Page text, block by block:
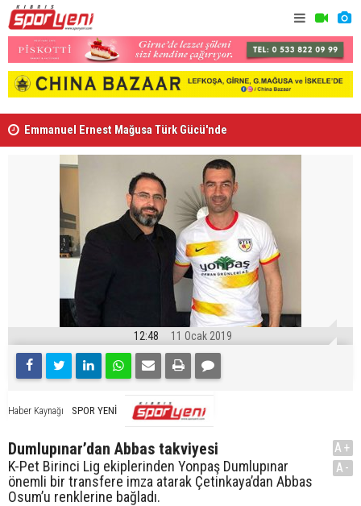
Emmanuel Ernest Mağusa Türk Gücü'nde
12:48 11 Ocak 2019
Haber Kaynağı SPOR YENİ
Dumlupınar’dan Abbas takviyesi
K-Pet Birinci Lig ekiplerinden Yonpaş Dumlupınar
önemli bir transfere imza atarak Çetinkaya’dan Abbas
Osum’u renklerine bağladı.
A+
A-